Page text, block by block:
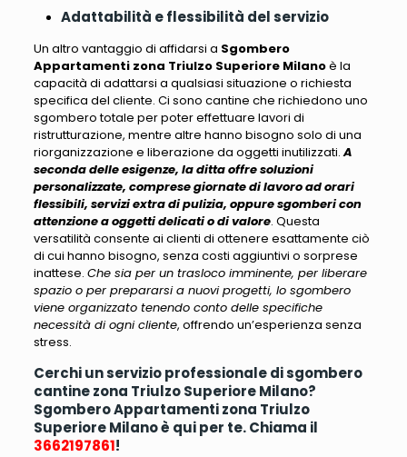
Adattabilità e flessibilità del servizio
Un altro vantaggio di affidarsi a Sgombero
Appartamenti zona Triulzo Superiore Milanoè la
capacità di adattarsi a qualsiasi situazione o richiesta
specifica del cliente. Ci sono cantine che richiedono uno
sgombero totale per poter effettuare lavori di
ristrutturazione, mentre altre hanno bisogno solo di una
riorganizzazione e liberazione da oggetti inutilizzati.A
seconda delle esigenze, la ditta offre soluzioni
personalizzate, comprese giornate di lavoro ad orari
flessibili, servizi extra di pulizia, oppure sgomberi con
attenzione a oggetti delicati o di valore. Questa
versatilità consente ai clienti di ottenere esattamente ciò
di cui hanno bisogno, senza costi aggiuntivi o sorprese
inattese. Che sia per un trasloco imminente, per liberare
spazio o per prepararsi a nuovi progetti, lo sgombero
viene organizzato tenendo conto delle specifiche
necessità di ogni cliente, offrendo un’esperienza senza
stress.
Cerchi un servizio professionale di sgombero
cantine zona Triulzo Superiore Milano?
Sgombero Appartamenti zona Triulzo
Superiore Milano è qui per te. Chiama il
3662197861!